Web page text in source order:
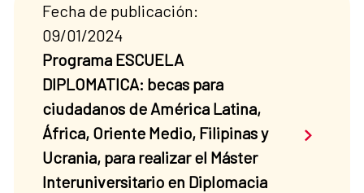
Fecha de publicación:
09/01/2024
Programa ESCUELA
DIPLOMATICA: becas para
ciudadanos de América Latina,
África, Oriente Medio, Filipinas y
Ucrania, para realizar el Máster
Interuniversitario en Diplomacia
Saber